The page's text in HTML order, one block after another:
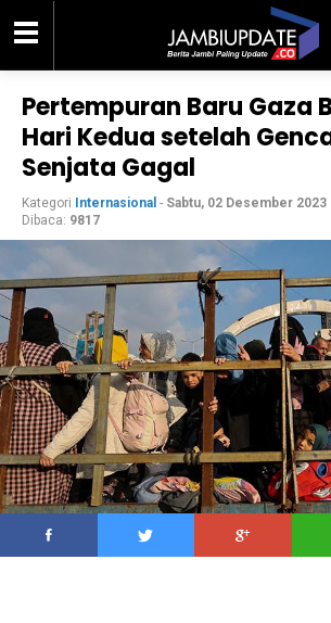
Pertempuran Baru Gaza
Hari Kedua setelah
Senjata Gagal
Kategori Internasional - Sabtu, 02 Desember 2023
Dibaca: 9817